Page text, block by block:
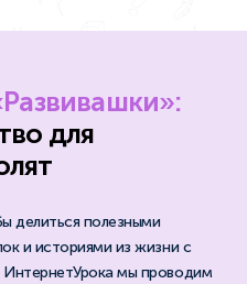
для
делиться полезными
и историями из жизни с
мы проводим